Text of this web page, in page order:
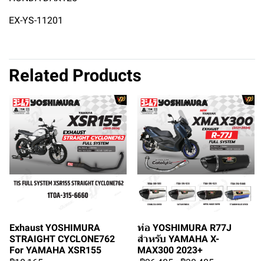
EX-YS-11201
Related Products
Exhaust YOSHIMURA
STRAIGHT CYCLONE762
For YAMAHA XSR155
ท่อ YOSHIMURA R77J
สำหรับ YAMAHA X-
MAX300 2023+